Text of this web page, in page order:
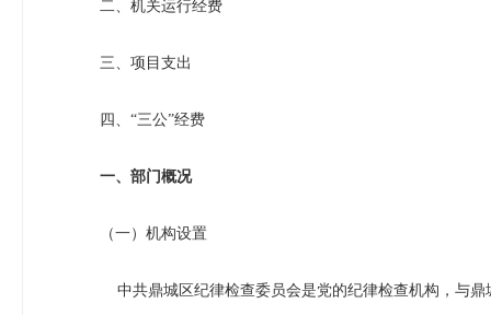
二、机关运行经费
三、项目支出
四、“三公”经费
一、部门概况
（一）机构设置
中共鼎城区纪律检查委员会是党的纪律检查机构，与鼎